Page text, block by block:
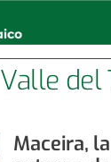
Valle del
Maceira,